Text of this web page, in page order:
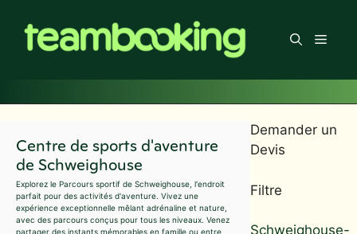
contenu
Menu
Centre de sports d'aventure
de Schweighouse
Explorez le Parcours sportif de Schweighouse, l'endroit
parfait pour des activités d'aventure. Vivez une
expérience exceptionnelle mêlant adrénaline et nature,
avec des parcours conçus pour tous les niveaux. Venez
partager des instants mémorables en famille ou entre
Demander un
Devis
Filtre
Schweighouse-